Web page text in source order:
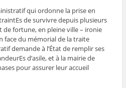
qui ordonne la prise en
de survivre depuis plusieurs
de fortune, en pleine ville – ironie
face du mémorial de la traite
demande à l’État de remplir ses
d’asile, et à la mairie de
pour assurer leur accueil